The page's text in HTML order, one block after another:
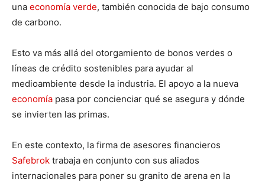
una econ omía verde, también conocida de bajo consumo
de carbono.
Esto va más allá del otorgamiento de bonos verdes o
líneas de crédito sostenibles para ayudar al
medioambiente desde la industria. El apoyo a la nueva
economía pasa por concienciar qué se asegura y dónde
se invierten las primas.
En este contexto, la firma de asesores financieros
Safebrok trabaja en conjunto con sus aliados
internacionales para poner su granito de arena en la